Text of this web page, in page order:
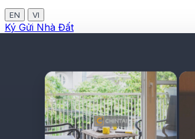
EN VI
Ký Gửi Nhà Đất